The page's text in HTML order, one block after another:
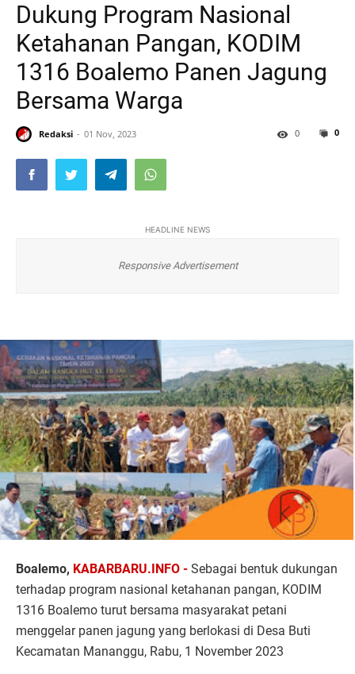
Dukung Program Nasional
Ketahanan Pangan, KODIM
1316 Boalemo Panen Jagung
Bersama Warga
Redaksi 01 Nov, 2023 0
0
HEADLINE NEWS
Responsive Advertisement
Boalemo, KABARBARU.INFO - Sebagai bentuk dukungan
terhadap program nasional ketahanan pangan, KODIM
1316 Boalemo turut bersama masyarakat petani
menggelar panen jagung yang berlokasi di Desa Buti
Kecamatan Mananggu, Rabu, 1 November 2023